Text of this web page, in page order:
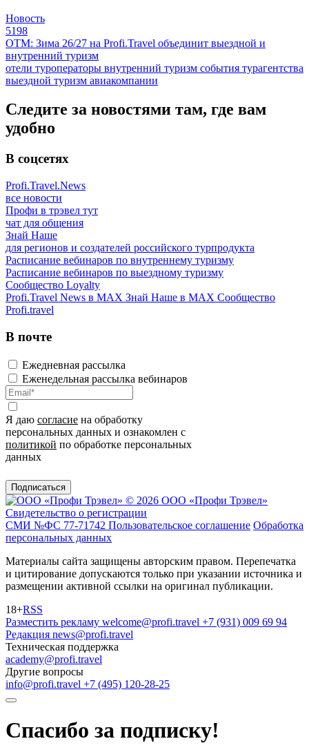
Новость
5198
ОТМ: Зима 26/27 на Profi.Travel объединит выездной и
внутренний туризм
отели туроператоры внутренний туризм события турагентства
выездной туризм авиакомпании
Следите за новостями там, где вам
удобно
В соцсетях
Profi.Travel.News
все новости
Профи в трэвел тут
чат для общения
Знай Наше
для регионов и создателей российского турпродукта
Расписание вебинаров по внутреннему туризму
Расписание вебинаров по выездному туризму
Сообщество Loyalty
Profi.Travel News в MAX Знай Наше в MAX Сообщество
Profi.travel
В почте
Ежедневная рассылка
Еженедельная рассылка вебинаров
Я даю согласие на обработку
персональных данных и ознакомлен с
политикой по обработке персональных
данных
Подписаться
© 2026 ООО «Профи Трэвeл»
Свидетельство о регистрации
СМИ №ФС 77-71742 Пользовательское соглашение Обработка
персональных данных
Материалы сайта защищены авторским правом. Перепечатка
и цитирование допускаются только при указании источника и
размещении активной ссылки на оригинал публикации.
18+RSS
Разместить рекламу welcome@profi.travel +7 (931) 009 69 94
Редакция news@profi.travel
Техническая поддержка
academy@profi.travel
Другие вопросы
info@profi.travel +7 (495) 120-28-25
Спасибо за подписку!